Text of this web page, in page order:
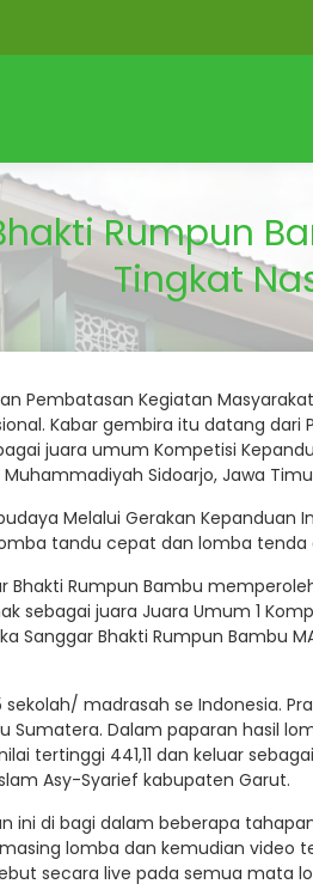
Rumpun
Tingkat
Pembatasan Kegiatan Masyarakat
Kabar gembira itu datang dari
juara umum Kompetisi
Muhammadiyah Sidoarjo, Jawa
Melalui Gerakan Kepanduan
tandu cepat dan lomba tenda
Bhakti Rumpun Bambu
sebagai juara Juara Umum 1
Sanggar Bhakti Rumpun Bambu
madrasah se Indonesia.
Dalam paparan hasil
tertinggi 441,11 dan keluar
Asy-Syarief kabupaten Garut.
ini di bagi dalam beberapa
lomba dan kemudian video
secara live pada semua mata